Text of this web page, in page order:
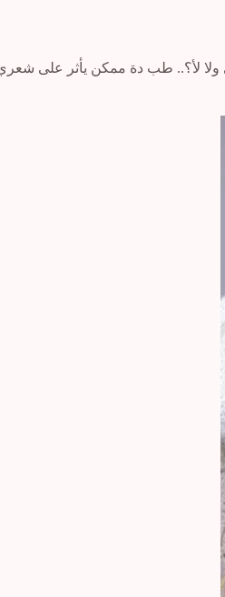
لأ؟.. طب دة ممكن يأثر على شعري